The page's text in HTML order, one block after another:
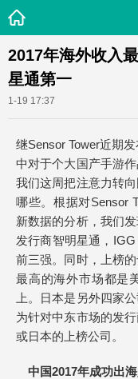
2017年海外收入
星通第一
1-19 17:37
继Sensor Tower近期
中对于个大国产手游
我们这周把注意力转
哪些。根据对Sensor
新数据的分析，我们
发行商智明星通，
前三强。同时，上榜
最高的海外市场都是
上。日本是另外四家
为针对中东市场的发
或日本的上榜公司。
中国2017年成功出